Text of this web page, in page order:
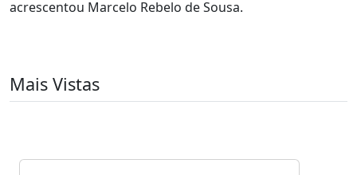
acrescentou Marcelo Rebelo de Sousa.
Mais Vistas